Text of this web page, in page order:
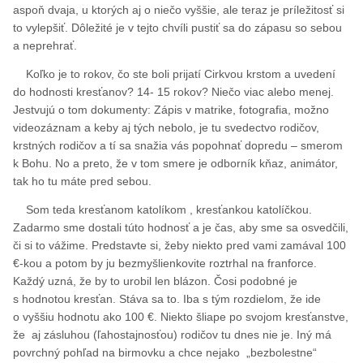
aspoň dvaja, u ktorých aj o niečo vyššie, ale teraz je príležitosť si
to vylepšiť. Dôležité je v tejto chvíli pustiť sa do zápasu so sebou
a neprehrať.
Koľko je to rokov, čo ste boli prijatí Cirkvou krstom a uvedení
do hodnosti kresťanov? 14- 15 rokov? Niečo viac alebo menej.
Jestvujú o tom dokumenty: Zápis v matrike, fotografia, možno
videozáznam a keby aj tých nebolo, je tu svedectvo rodičov,
krstných rodičov a tí sa snažia vás popohnať dopredu – smerom
k Bohu. No a preto, že v tom smere je odborník kňaz, animátor,
tak ho tu máte pred sebou.
Som teda kresťanom katolíkom , kresťankou katolíčkou.
Zadarmo sme dostali túto hodnosť a je čas, aby sme sa osvedčili,
či si to vážime. Predstavte si, žeby niekto pred vami zamával 100
€-kou a potom by ju bezmyšlienkovite roztrhal na franforce.
Každý uzná, že by to urobil len blázon. Čosi podobné je
s hodnotou kresťan. Stáva sa to. Iba s tým rozdielom, že ide
o vyššiu hodnotu ako 100 €. Niekto šliape po svojom kresťanstve,
že aj zásluhou (ľahostajnosťou) rodičov tu dnes nie je. Iný má
povrchný pohľad na birmovku a chce nejako „bezbolestne“